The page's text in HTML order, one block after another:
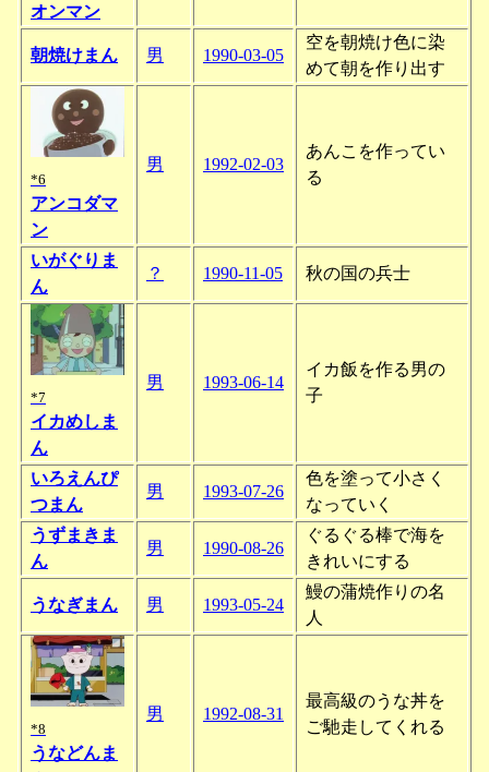
オンマン
朝焼けまん 男 1990-03-05
空を朝焼け色に染
めて朝を作り出す
*6
アンコダマ
ン
男 1992-02-03
あんこを作ってい
る
いがぐりま
ん
？ 1990-11-05 秋の国の兵士
*7
イカめしま
ん
男 1993-06-14
イカ飯を作る男の
子
いろえんぴ
つまん
男 1993-07-26
色を塗って小さく
なっていく
うずまきま
ん
男 1990-08-26
ぐるぐる棒で海を
きれいにする
うなぎまん 男 1993-05-24
鰻の蒲焼作りの名
人
*8
うなどんま
男 1992-08-31
最高級のうな丼を
ご馳走してくれる